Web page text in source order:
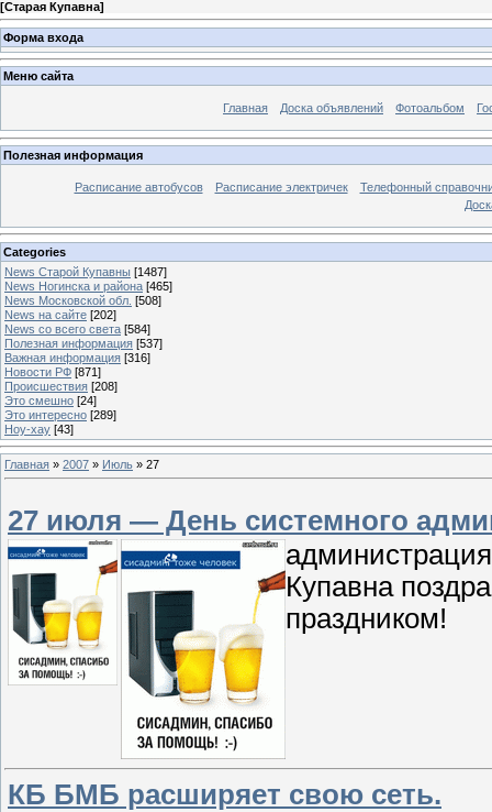
[Старая Купавна]
Форма входа
Меню сайта
Главная Доска объявлений Фотоальбом
Полезная информация
Расписание автобусов Расписание электричек
Телефонный
Categories
News Старой Купавны [1487]
News Ногинска и района [465]
News Московской обл. [508]
News на сайте [202]
News со всего света [584]
Полезная информация [537]
Важная информация [316]
Новости РФ [871]
Происшествия [208]
Это смешно [24]
Это интересно [289]
Ноу-хау [43]
Главная » 2007 » Июль » 27
27 июля — День системного
Купавна
праздником!
КБ БМБ расширяет свою сеть.